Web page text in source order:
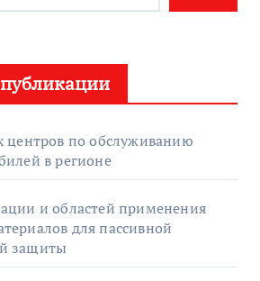
центров по обслуживанию
в регионе
и областей применения
для пассивной
защиты